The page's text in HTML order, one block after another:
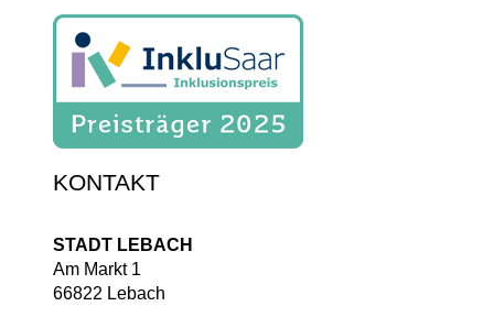
KONTAKT
STADT LEBACH
Am Markt 1
66822 Lebach